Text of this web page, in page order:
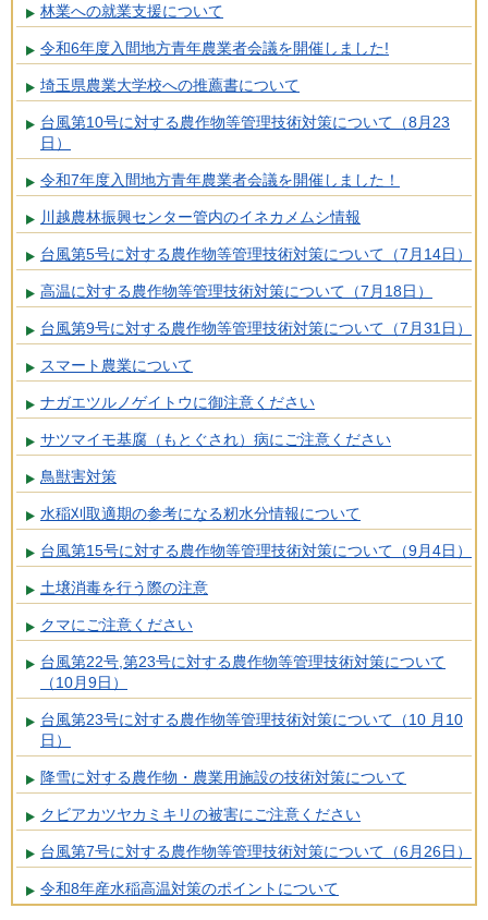
林業への就業支援について
令和6年度入間地方青年農業者会議を開催しました!
埼玉県農業大学校への推薦書について
台風第10号に対する農作物等管理技術対策について（8月23
日）
令和7年度入間地方青年農業者会議を開催しました！
川越農林振興センター管内のイネカメムシ情報
台風第5号に対する農作物等管理技術対策について（7月14日）
高温に対する農作物等管理技術対策について（7月18日）
台風第9号に対する農作物等管理技術対策について（7月31日）
スマート農業について
ナガエツルノゲイトウに御注意ください
サツマイモ基腐（もとぐされ）病にご注意ください
鳥獣害対策
水稲刈取適期の参考になる籾水分情報について
台風第15号に対する農作物等管理技術対策について（9月4日）
土壌消毒を行う際の注意
クマにご注意ください
台風第22号,第23号に対する農作物等管理技術対策について
（10月9日）
台風第23号に対する農作物等管理技術対策について（10 月10
日）
降雪に対する農作物・農業用施設の技術対策について
クビアカツヤカミキリの被害にご注意ください
台風第7号に対する農作物等管理技術対策について（6月26日）
令和8年産水稲高温対策のポイントについて